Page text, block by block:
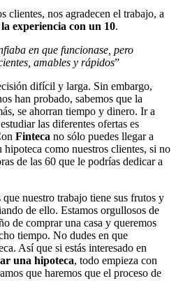
clientes, nos agradecen el trabajo, a
experiencia con un 10.
en que funcionase, pero
amables y rápidos”
difícil y larga. Sin embargo,
han probado, sabemos que la
se ahorran tiempo y dinero. Ir a
las diferentes ofertas es
Finteca no sólo puedes llegar a
como nuestros clientes, si no
de las 60 que le podrías dedicar a
nuestro trabajo tiene sus frutos y
de ello. Estamos orgullosos de
de comprar una casa y queremos
tiempo. No dudes en que
Así que si estás interesado en
una hipoteca, todo empieza con
que haremos que el proceso de